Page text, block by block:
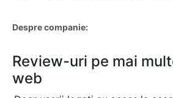
Despre companie:
Review-uri pe mai
web